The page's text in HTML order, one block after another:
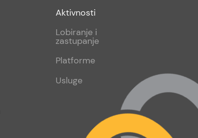
Footer
sub
Aktivnosti
Lobiranje i
zastupanje
Platforme
Usluge